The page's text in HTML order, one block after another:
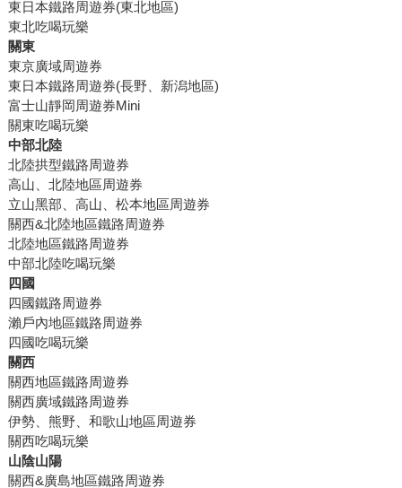
東日本鐵路周遊券(東北地區)
東北吃喝玩樂
關東
東京廣域周遊券
東日本鐵路周遊券(長野、新潟地區)
富士山靜岡周遊券Mini
關東吃喝玩樂
中部北陸
北陸拱型鐵路周遊券
高山、北陸地區周遊券
立山黑部、高山、松本地區周遊券
關西&北陸地區鐵路周遊券
北陸地區鐵路周遊券
中部北陸吃喝玩樂
四國
四國鐵路周遊券
瀨戶內地區鐵路周遊券
四國吃喝玩樂
關西
關西地區鐵路周遊券
關西廣域鐵路周遊券
伊勢、熊野、和歌山地區周遊券
關西吃喝玩樂
山陰山陽
關西&廣島地區鐵路周遊券